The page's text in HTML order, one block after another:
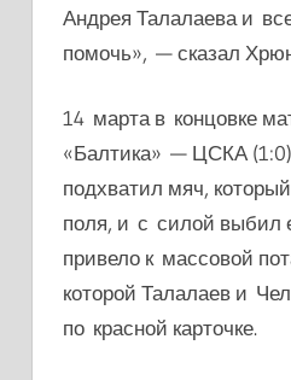
Андрея Талалаева и
помочь», — сказал
14 марта в концовке
«Балтика» — ЦСКА
подхватил мяч,
поля, и с силой выбил
привело к массовой
которой Талалаев и
по красной карточке.